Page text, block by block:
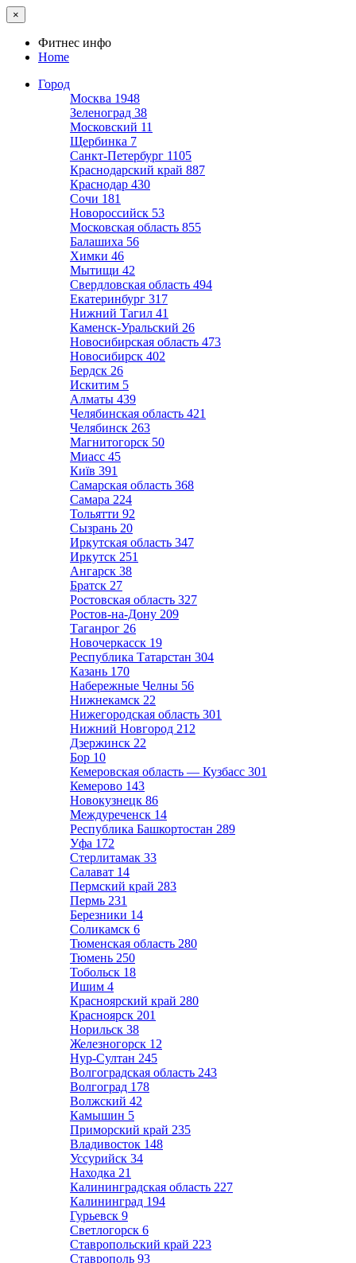
×
Фитнес инфо
Home
Город
Москва 1948
Зеленоград 38
Московский 11
Щербинка 7
Санкт-Петербург 1105
Краснодарский край 887
Краснодар 430
Сочи 181
Новороссийск 53
Московская область 855
Балашиха 56
Химки 46
Мытищи 42
Свердловская область 494
Екатеринбург 317
Нижний Тагил 41
Каменск-Уральский 26
Новосибирская область 473
Новосибирск 402
Бердск 26
Искитим 5
Алматы 439
Челябинская область 421
Челябинск 263
Магнитогорск 50
Миасс 45
Київ 391
Самарская область 368
Самара 224
Тольятти 92
Сызрань 20
Иркутская область 347
Иркутск 251
Ангарск 38
Братск 27
Ростовская область 327
Ростов-на-Дону 209
Таганрог 26
Новочеркасск 19
Республика Татарстан 304
Казань 170
Набережные Челны 56
Нижнекамск 22
Нижегородская область 301
Нижний Новгород 212
Дзержинск 22
Бор 10
Кемеровская область — Кузбасс 301
Кемерово 143
Новокузнецк 86
Междуреченск 14
Республика Башкортостан 289
Уфа 172
Стерлитамак 33
Салават 14
Пермский край 283
Пермь 231
Березники 14
Соликамск 6
Тюменская область 280
Тюмень 250
Тобольск 18
Ишим 4
Красноярский край 280
Красноярск 201
Норильск 38
Железногорск 12
Нур-Султан 245
Волгоградская область 243
Волгоград 178
Волжский 42
Камышин 5
Приморский край 235
Владивосток 148
Уссурийск 34
Находка 21
Калининградская область 227
Калининград 194
Гурьевск 9
Светлогорск 6
Ставропольский край 223
Ставрополь 93